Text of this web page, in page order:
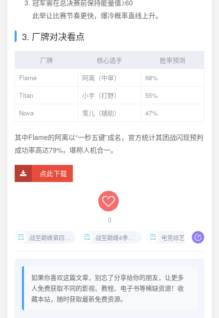
冠军需在总决赛前保持能量值≥60
此举让比赛节奏更快，爆冷概率直线上升。
3. 厂牌对决看点
厂牌 核心选手
胜率预测
Flame
阿离（中单）
68%
Titan
小宇（打野）
55%
Nova
雪儿（辅助） 47%
其中Flame的阿离以“一秒五键”成名，官方统计其团战闪现预判
成功率高达79%，堪称人机合一。
点此下载
0
战至巅峰第四季2025免费观看 战至巅峰4季完整版下载 电竞综艺天花板资源
如果你喜欢这篇文章，别忘了分享给你的朋友，让更多
人免费获取不同的影视、教程、电子书等稀缺资源！收
藏本站，随时获取最新免费资源。